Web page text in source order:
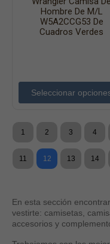
Hombre De M/l
W5A2CCG53 De
Cuadros Verdes
Seleccionar
1 2 3 4
11 12 13 14
En esta sección
vestirte: camisetas,
accesorios y